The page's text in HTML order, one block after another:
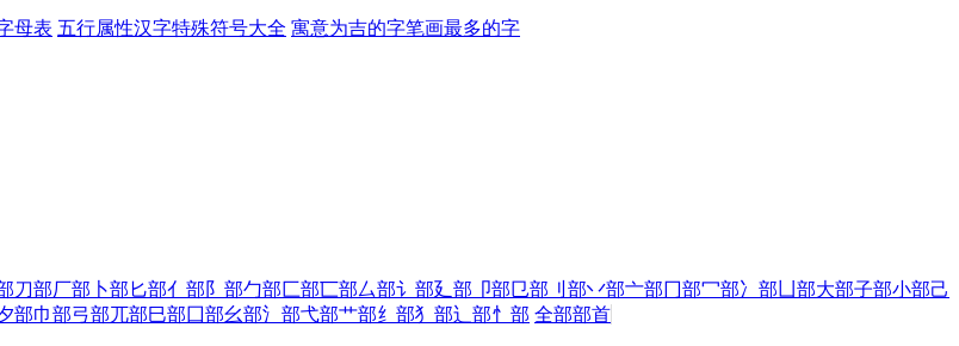
母表 五行属性汉字特殊符号大全 寓意为吉的字笔画最多的字
刀部厂部 卜部 匕部亻部 阝部勹部匚部匸部厶部讠部廴部 卩部㔾部 刂部丷部亠部 冂部冖部冫部 凵部大部子部小部己
部巾部弓部兀部巳部囗部幺部氵部弋部艹部纟部犭部辶部忄部 全部部首